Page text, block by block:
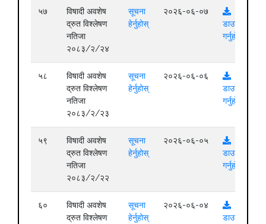
५७
विषादी अवशेष
द्रुत विश्लेषण
नतिजा
२०८३/२/२४
सूचना
हेर्नुहोस्
२०२६-०६-०७
डाउनलोड
गर्नुहोस्
५८
विषादी अवशेष
द्रुत विश्लेषण
नतिजा
२०८३/२/२३
सूचना
हेर्नुहोस्
२०२६-०६-०६
डाउनलोड
गर्नुहोस्
५९
विषादी अवशेष
द्रुत विश्लेषण
नतिजा
२०८३/२/२२
सूचना
हेर्नुहोस्
२०२६-०६-०५
डाउनलोड
गर्नुहोस्
६०
विषादी अवशेष
द्रुत विश्लेषण
सूचना
हेर्नुहोस्
२०२६-०६-०४
डाउनलोड